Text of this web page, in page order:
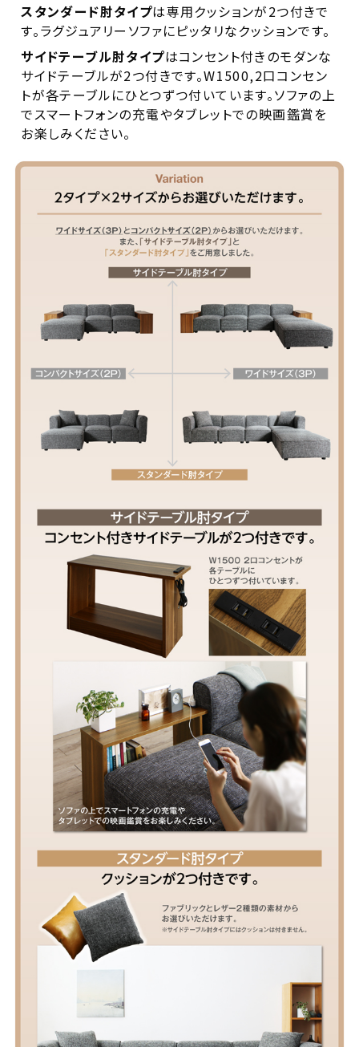
スタンダード肘タイプは専用クッションが2つ付きで
す。ラグジュアリーソファにピッタリなクッションです。
サイドテーブル肘タイプはコンセント付きのモダンな
サイドテーブルが2つ付きです。W1500,2口コンセン
トが各テーブルにひとつずつ付いています。ソファの上
でスマートフォンの充電やタブレットでの映画鑑賞を
お楽しみください。